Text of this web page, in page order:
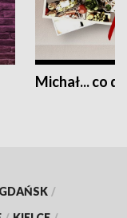
Michał... co
GDAŃSK /